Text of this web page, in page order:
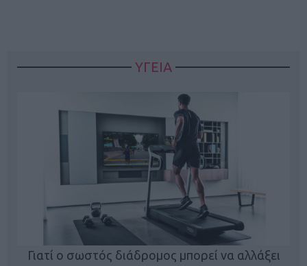
ΥΓΕΙΑ
Γιατί ο σωστός διάδρομος μπορεί να αλλάξει